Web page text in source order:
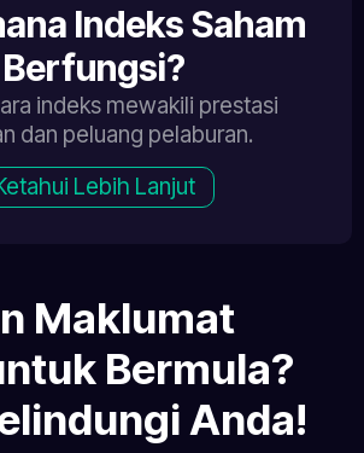
Indeks Saham
Berfungsi?
indeks mewakili prestasi
dan peluang pelaburan.
Lebih Lanjut
Maklumat
Bermula?
Anda!